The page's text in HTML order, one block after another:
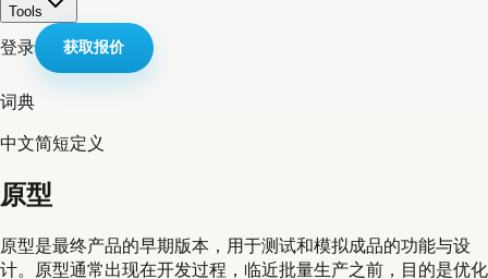
Tools
登录 获取报价
词典
中文简短定义
原型
原型是最终产品的早期版本，用于测试和模拟成品的功能与设
计。原型通常出现在开发过程，临近批量生产之前，目的是优化